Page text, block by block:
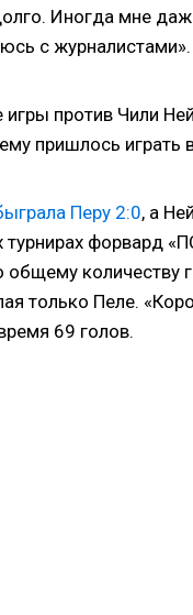
Иногда мне
с журналистами».
игры против Чили
пришлось
Перу 2:0, а
турнирах форвард
общему количеству
только Пеле.
69 голов.